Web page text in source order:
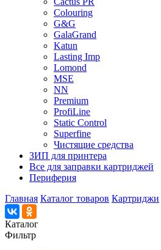
Colouring
G&G
GalaGrand
Katun
Lasting Imp
Lomond
MSE
NN
Premium
ProfiLine
Static Control
Superfine
Чистящие средства
ЗИП для принтера
Все для заправки картриджей
Периферия
Главная Каталог товаров Картриджи
Каталог
Фильтр